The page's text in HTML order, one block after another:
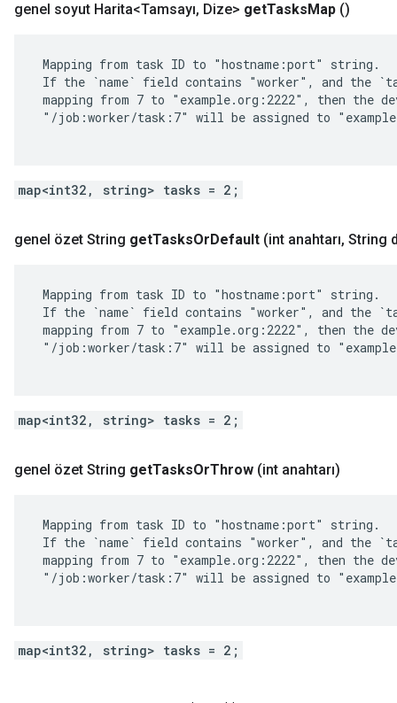
genel soyut Harita<Tamsayı, Dize> getTasksMap ()
Mapping from task ID to "hostname:port" string.
If the `name` field contains "worker", and the
mapping from 7 to "example.org:2222", then the
"/job:worker/task:7" will be assigned to
map<int32, string> tasks = 2;
genel özet String getTasksOrDefault (int anahtarı, String
Mapping from task ID to "hostname:port" string.
If the `name` field contains "worker", and the
mapping from 7 to "example.org:2222", then the
"/job:worker/task:7" will be assigned to
map<int32, string> tasks = 2;
genel özet String getTasksOrThrow (int anahtarı)
Mapping from task ID to "hostname:port" string.
If the `name` field contains "worker", and the
mapping from 7 to "example.org:2222", then the
"/job:worker/task:7" will be assigned to
map<int32, string> tasks = 2;